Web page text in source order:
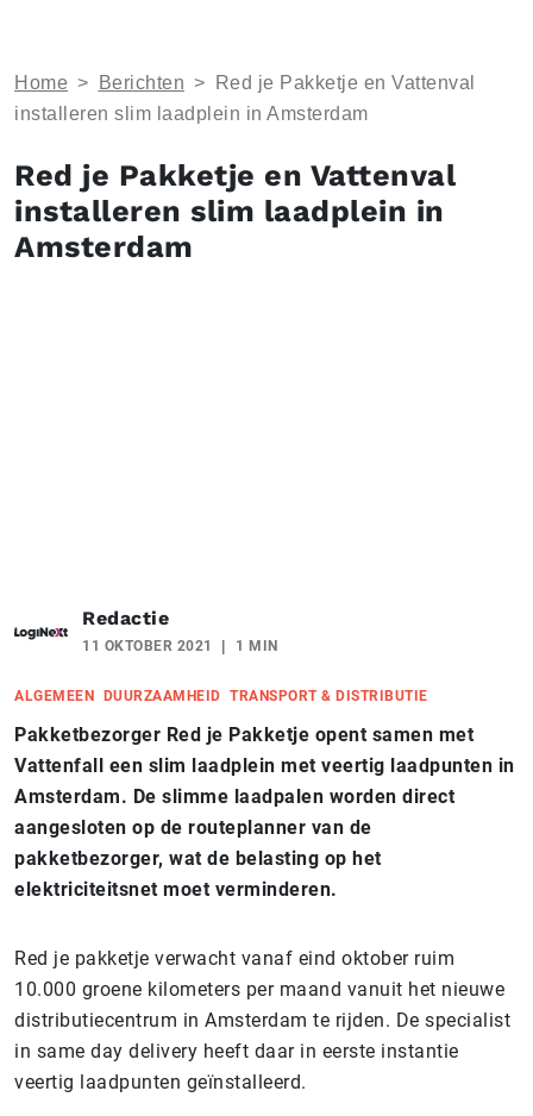
Home > Berichten >
Red je Pakketje en Vattenval
installeren slim laadplein in Amsterdam
Red je Pakketje en Vattenval
installeren slim laadplein in
Amsterdam
Redactie
11 OKTOBER 2021 1 MIN
ALGEMEEN DUURZAAMHEID TRANSPORT & DISTRIBUTIE
Pakketbezorger Red je Pakketje opent samen met
Vattenfall een slim laadplein met veertig laadpunten in
Amsterdam. De slimme laadpalen worden direct
aangesloten op de routeplanner van de
pakketbezorger, wat de belasting op het
elektriciteitsnet moet verminderen.
Red je pakketje verwacht vanaf eind oktober ruim
10.000 groene kilometers per maand vanuit het nieuwe
distributiecentrum in Amsterdam te rijden. De specialist
in same day delivery heeft daar in eerste instantie
veertig laadpunten geïnstalleerd.